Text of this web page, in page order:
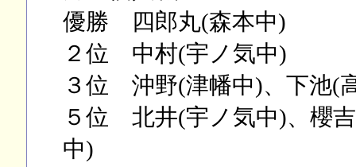
優勝 四郎丸(森本中)
２位 中村(宇ノ気中)
３位 沖野(津幡中)、下池(
５位 北井(宇ノ気中)、櫻
中)